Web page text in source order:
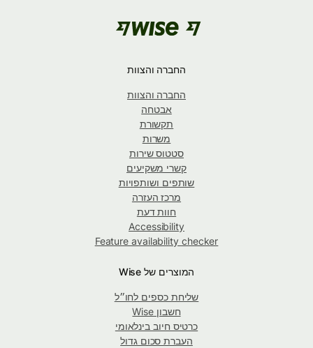
החברה והצוות
החברה והצוות
אבטחה
תקשורת
משרות
סטטוס שירות
קשרי משקיעים
שותפים ושותפויות
מרכז העזרה
חוות דעת
Accessibility
Feature availability checker
המוצרים של Wise
שליחת כספים לחו״ל
חשבון Wise
כרטיס חיוב בינלאומי
העברת סכום גדול